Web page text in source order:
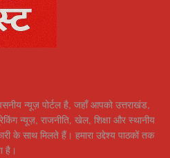
न्यूज़ पोर्टल है, जहाँ आपको उत्तराखंड,
न्यूज़, राजनीति, खेल, शिक्षा और स्थानीय
साथ मिलते हैं। हमारा उद्देश्य पाठकों तक
है।